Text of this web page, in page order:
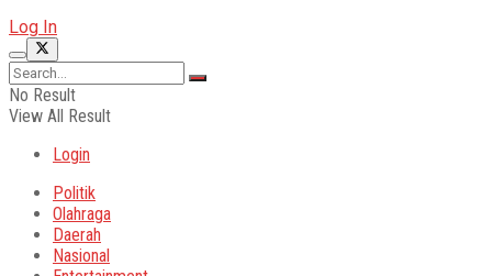
Log In
No Result
View All Result
Login
Politik
Olahraga
Daerah
Nasional